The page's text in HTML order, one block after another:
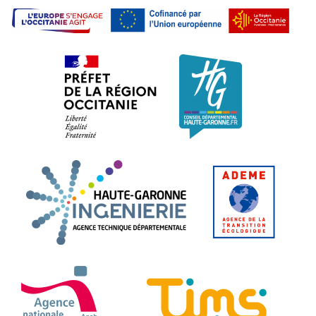
Préfet de la région
Haute-Garonne
ANAH - Agence Nationale de l'Habitat